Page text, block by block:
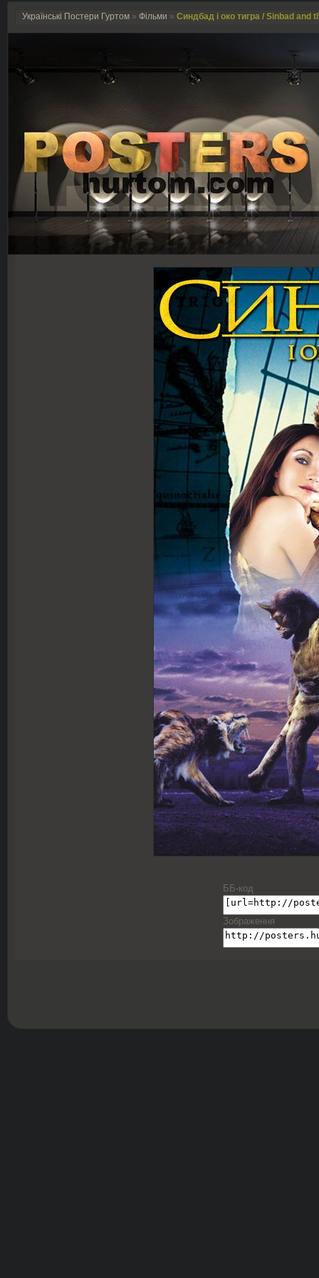
Українські Постери Гуртом » Фільми » Синдбад і око тигра / Sinbad and
ББ-код
Зображення